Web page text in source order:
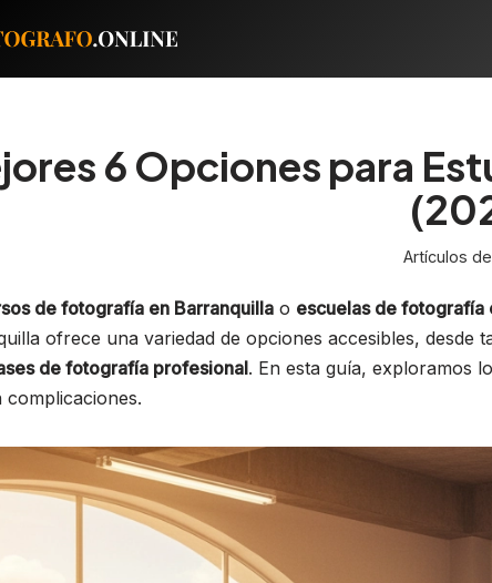
6 Opciones para
Artículos
de fotografía en Barranquilla o escuelas de fotografía
ofrece una variedad de opciones accesibles,
de fotografía profesional. En esta guía, exploramos
complicaciones.